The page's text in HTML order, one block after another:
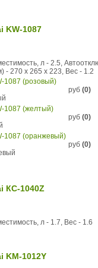
KW-1087
л - 2.5,
- 270 x 265 x 223, Вес - 1.2
1087 (розовый)
руб (0)
1087 (желтый)
руб (0)
1087 (оранжевый)
руб (0)
КС-1040Z
л - 1.7, Вес - 1.6
KM-1012Y